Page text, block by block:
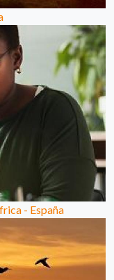
- España